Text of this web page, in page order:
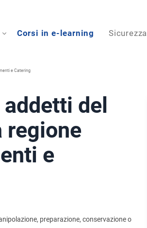
Corsi in e-learning Sicurezza
e Catering
del
regione
e
preparazione, conservazione o